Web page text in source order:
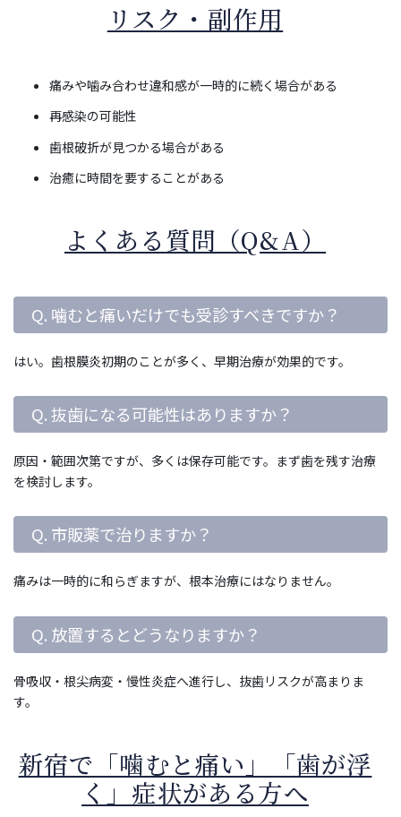
リスク・副作用
痛みや噛み合わせ違和感が一時的に続く場合がある
再感染の可能性
歯根破折が見つかる場合がある
治癒に時間を要することがある
よくある質問（Q&A）
Q. 噛むと痛いだけでも受診すべきですか？
はい。歯根膜炎初期のことが多く、早期治療が効果的です。
Q. 抜歯になる可能性はありますか？
原因・範囲次第ですが、多くは保存可能です。まず歯を残す治療
を検討します。
Q. 市販薬で治りますか？
痛みは一時的に和らぎますが、根本治療にはなりません。
Q. 放置するとどうなりますか？
骨吸収・根尖病変・慢性炎症へ進行し、抜歯リスクが高まりま
す。
新宿で「噛むと痛い」「歯が浮
く」症状がある方へ